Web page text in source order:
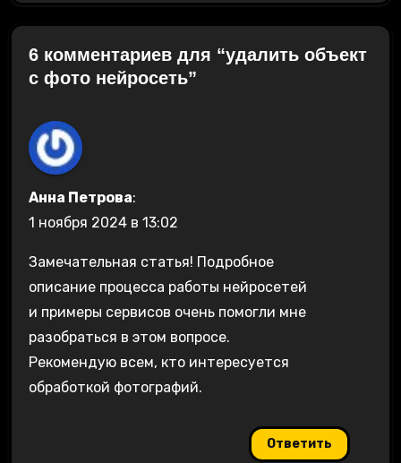
6 комментариев для “удалить объект
с фото нейросеть”
Анна Петрова:
1 ноября 2024 в 13:02
Замечательная статья! Подробное
описание процесса работы нейросетей
и примеры сервисов очень помогли мне
разобраться в этом вопросе.
Рекомендую всем, кто интересуется
обработкой фотографий.
Ответить